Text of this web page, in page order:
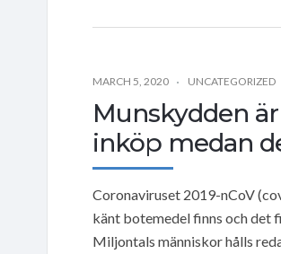
MARCH 5, 2020 UNCATEGORIZED
Munskydden
inköp medan
Coronaviruset 2019-nCoV
känt botemedel finns och det
Miljontals människor hålls